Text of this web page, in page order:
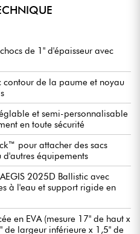
de 1" d'épaisseur avec
contour de la paume et noyau
et semi-personnalisable
en toute sécurité
pour attacher des sacs
équipements
2025D Ballistic avec
à l'eau et support rigide en
en EVA (mesure 17" de haut x
de largeur inférieure x 1,5" de